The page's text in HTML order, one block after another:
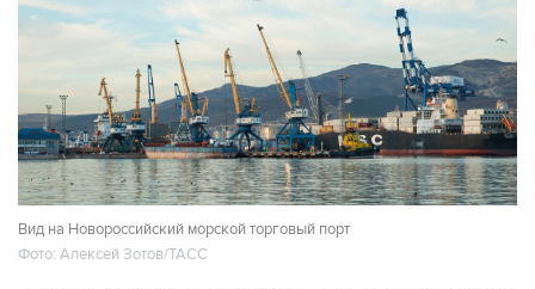
Вид на Новороссийский морской торговый порт
Фото: Алексей Зотов/ТАСС
Москва. 6 августа. INTERFAX.RU - Экипаж судна